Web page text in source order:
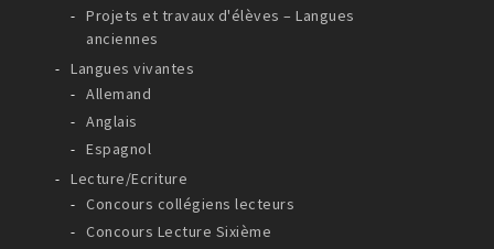
Projets et travaux d'élèves – Langues
anciennes
Langues vivantes
Allemand
Anglais
Espagnol
Lecture/Ecriture
Concours collégiens lecteurs
Concours Lecture Sixième